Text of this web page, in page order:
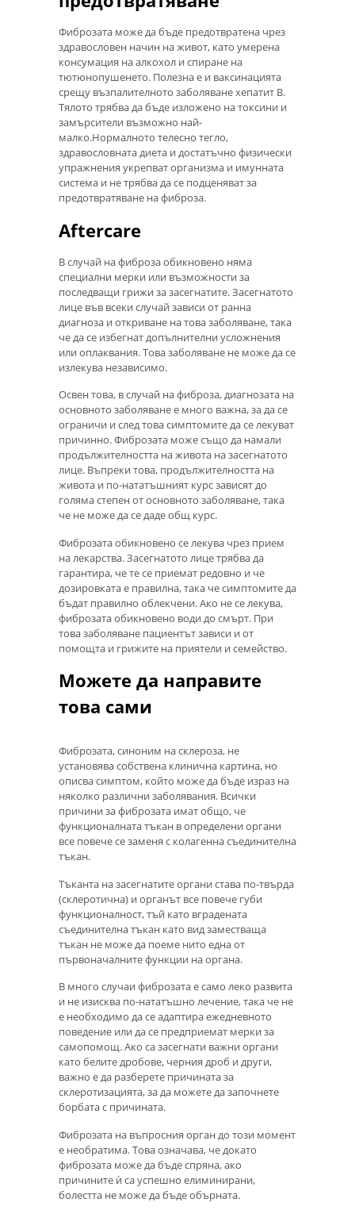
Фиброзата може да бъде предотвратена чрез
здравословен начин на живот, като умерена
консумация на алкохол и спиране на
тютюнопушенето. Полезна е и ваксинацията
срещу възпалителното заболяване хепатит В.
Тялото трябва да бъде изложено на токсини и
замърсители възможно най-
малко.Нормалното телесно тегло,
здравословната диета и достатъчно физически
упражнения укрепват организма и имунната
система и не трябва да се подценяват за
предотвратяване на фиброза.
Aftercare
В случай на фиброза обикновено няма
специални мерки или възможности за
последващи грижи за засегнатите. Засегнатото
лице във всеки случай зависи от ранна
диагноза и откриване на това заболяване, така
че да се избегнат допълнителни усложнения
или оплаквания. Това заболяване не може да се
излекува независимо.
Освен това, в случай на фиброза, диагнозата на
основното заболяване е много важна, за да се
ограничи и след това симптомите да се лекуват
причинно. Фиброзата може също да намали
продължителността на живота на засегнатото
лице. Въпреки това, продължителността на
живота и по-нататъшният курс зависят до
голяма степен от основното заболяване, така
че не може да се даде общ курс.
Фиброзата обикновено се лекува чрез прием
на лекарства. Засегнатото лице трябва да
гарантира, че те се приемат редовно и че
дозировката е правилна, така че симптомите да
бъдат правилно облекчени. Ако не се лекува,
фиброзата обикновено води до смърт. При
това заболяване пациентът зависи и от
помощта и грижите на приятели и семейство.
Можете да направите
това сами
Фиброзата, синоним на склероза, не
установява собствена клинична картина, но
описва симптом, който може да бъде израз на
няколко различни заболявания. Всички
причини за фиброзата имат общо, че
функционалната тъкан в определени органи
все повече се заменя с колагенна съединителна
тъкан.
Тъканта на засегнатите органи става по-твърда
(склеротична) и органът все повече губи
функционалност, тъй като вградената
съединителна тъкан като вид заместваща
тъкан не може да поеме нито една от
първоначалните функции на органа.
В много случаи фиброзата е само леко развита
и не изисква по-нататъшно лечение, така че не
е необходимо да се адаптира ежедневното
поведение или да се предприемат мерки за
самопомощ. Ако са засегнати важни органи
като белите дробове, черния дроб и други,
важно е да разберете причината за
склеротизацията, за да можете да започнете
борбата с причината.
Фиброзата на въпросния орган до този момент
е необратима. Това означава, че докато
фиброзата може да бъде спряна, ако
причините ѝ са успешно елиминирани,
болестта не може да бъде обърната.